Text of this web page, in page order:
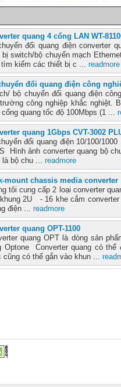
quang 4 cổng LAN WT-
đổi quang điện converter
bị switch/bộ chuyển mạch
kiếm các thiết bị c ... readmore
đổi quang điện công
bộ chuyển đổi quang điện
công nghiệp khắc nghiệt.
quang tốc độ 100Mbps (1 ...
quang 1Gbps CVT-3002
đổi quang điện 10/100/
Hình ảnh converter quang bộ
là bộ chu ... readmore
mount chassis media converter
tôi cung cấp 2 loại converter
2U - 16 khe cắm
điện ... readmore
quang OPT-1100
quang OPT là dòng sản
Optone Converter quang có
cũng có thể gắn vào khun ...